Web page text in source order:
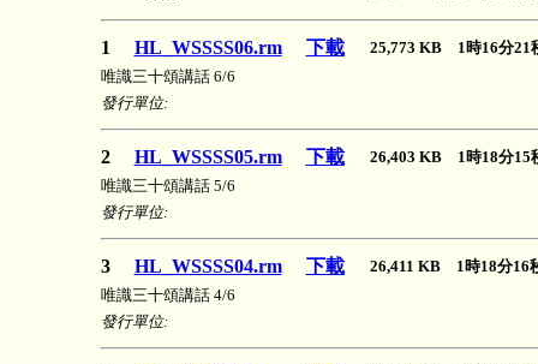
1 HL_WSSSS06.rm 下載
25,773 KB 1時16分
唯識三十頌講話 6/6
發行單位:
2 HL_WSSSS05.rm 下載
26,403 KB 1時18分
唯識三十頌講話 5/6
發行單位:
3 HL_WSSSS04.rm 下載
26,411 KB 1時18分
唯識三十頌講話 4/6
發行單位: